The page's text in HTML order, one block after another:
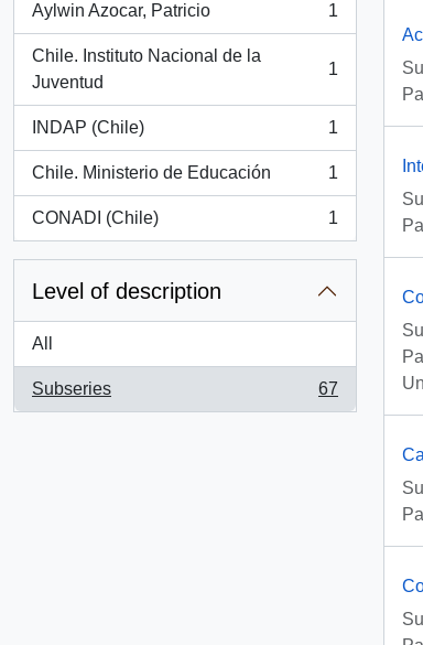
Aylwin Azocar, Patricio
, 1 results
1
Chile. Instituto Nacional de la
Juventud
, 1 results
1
INDAP (Chile)
, 1 results
1
Chile. Ministerio de Educación
, 1 results
1
CONADI (Chile)
, 1 results
1
Level of description
All
Subseries
, 67 results
67